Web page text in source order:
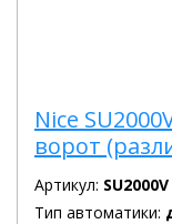
Nice
ворот
Артикул: SU2000V
Тип автоматики: